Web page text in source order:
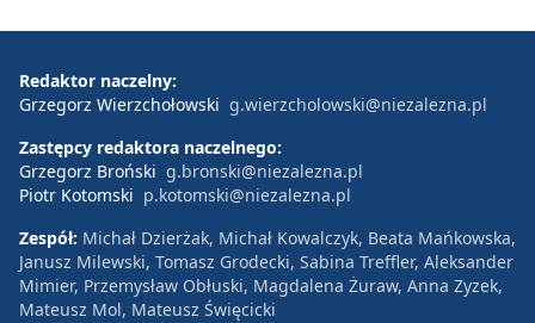
Redaktor naczelny:
Grzegorz Wierzchołowski g.wierzcholowski@niezalezna.pl
Zastępcy redaktora naczelnego:
Grzegorz Broński g.bronski@niezalezna.pl
Piotr Kotomski p.kotomski@niezalezna.pl
Zespół: Michał Dzierżak, Michał Kowalczyk, Beata Mańkowska,
Janusz Milewski, Tomasz Grodecki, Sabina Treffler, Aleksander
Mimier, Przemysław Obłuski, Magdalena Żuraw, Anna Zyzek,
Mateusz Mol, Mateusz Święcicki